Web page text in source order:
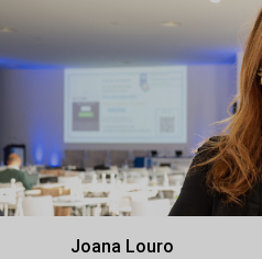
Joana Louro